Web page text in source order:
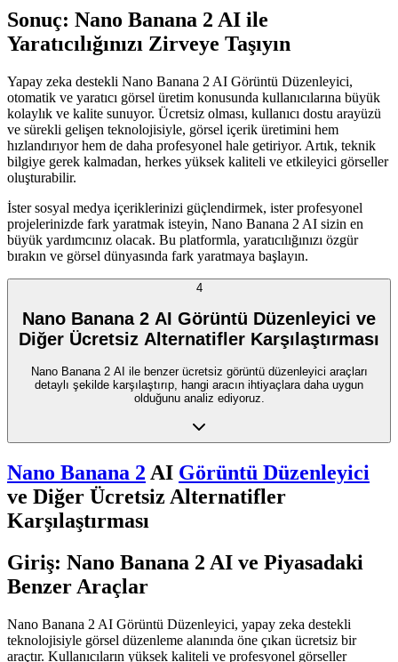
Sonuç: Nano Banana 2 AI ile
Yaratıcılığınızı Zirveye Taşıyın
Yapay zeka destekli Nano Banana 2 AI Görüntü Düzenleyici,
otomatik ve yaratıcı görsel üretim konusunda kullanıcılarına büyük
kolaylık ve kalite sunuyor. Ücretsiz olması, kullanıcı dostu arayüzü
ve sürekli gelişen teknolojisiyle, görsel içerik üretimini hem
hızlandırıyor hem de daha profesyonel hale getiriyor. Artık, teknik
bilgiye gerek kalmadan, herkes yüksek kaliteli ve etkileyici görseller
oluşturabilir.
İster sosyal medya içeriklerinizi güçlendirmek, ister profesyonel
projelerinizde fark yaratmak isteyin, Nano Banana 2 AI sizin en
büyük yardımcınız olacak. Bu platformla, yaratıcılığınızı özgür
bırakın ve görsel dünyasında fark yaratmaya başlayın.
4
Nano Banana 2 AI Görüntü Düzenleyici ve
Diğer Ücretsiz Alternatifler Karşılaştırması
Nano Banana 2 AI ile benzer ücretsiz görüntü düzenleyici araçları
detaylı şekilde karşılaştırıp, hangi aracın ihtiyaçlara daha uygun
olduğunu analiz ediyoruz.
Nano Banana 2 AI Görüntü Düzenleyici
ve Diğer Ücretsiz Alternatifler
Karşılaştırması
Giriş: Nano Banana 2 AI ve Piyasadaki
Benzer Araçlar
Nano Banana 2 AI Görüntü Düzenleyici, yapay zeka destekli
teknolojisiyle görsel düzenleme alanında öne çıkan ücretsiz bir
araçtır. Kullanıcıların yüksek kaliteli ve profesyonel görseller